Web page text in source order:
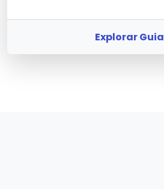
Explorar Guia